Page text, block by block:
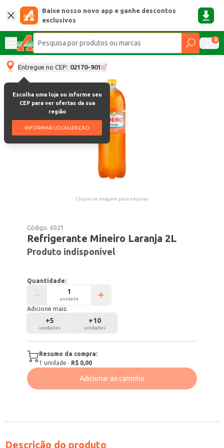
Baixe nosso novo app e ganhe descontos
exclusivos
0
Entregue no CEP: 02170-901
Escolha uma loja ou informe seu
CEP para ver ofertas da sua
região
INFORMAR LOCALIZAÇÃO
Clique na imagem para ampliar.
Código: 6021
Refrigerante Mineiro Laranja 2L
Produto indisponível
Quantidade:
unidade
Adicione mais:
+5
unidades
+10
unidades
Resumo da compra:
1 unidade · R$ 0,00
Adicionar ao carrinho
Descrição do produto